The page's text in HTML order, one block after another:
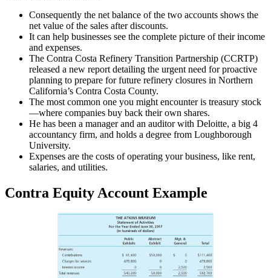
Consequently the net balance of the two accounts shows the
net value of the sales after discounts.
It can help businesses see the complete picture of their income
and expenses.
The Contra Costa Refinery Transition Partnership (CCRTP)
released a new report detailing the urgent need for proactive
planning to prepare for future refinery closures in Northern
California’s Contra Costa County.
The most common one you might encounter is treasury stock
—where companies buy back their own shares.
He has been a manager and an auditor with Deloitte, a big 4
accountancy firm, and holds a degree from Loughborough
University.
Expenses are the costs of operating your business, like rent,
salaries, and utilities.
Contra Equity Account Example